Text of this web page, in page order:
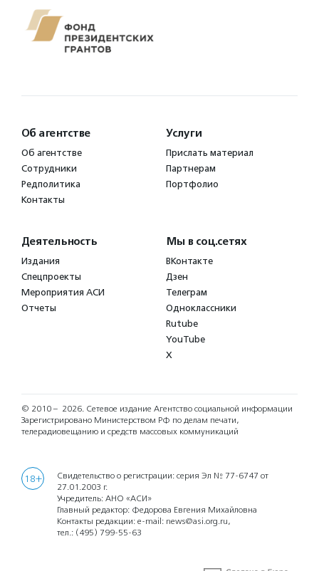
Об агентстве
Об агентстве
Сотрудники
Редполитика
Контакты
Услуги
Прислать материал
Партнерам
Портфолио
Деятельность
Издания
Спецпроекты
Мероприятия АСИ
Отчеты
Мы в соц.сетях
ВКонтакте
Дзен
Телеграм
Одноклассники
Rutube
YouTube
X
© 2010 – 2026. Сетевое издание Агентство социальной информации
Зарегистрировано Министерством РФ по делам печати,
телерадиовещанию и средств массовых коммуникаций
18+
Свидетельство о регистрации: серия Эл № 77-6747 от
27.01.2003 г.
Учредитель: АНО «АСИ»
Главный редактор: Федорова Евгения Михайловна
Контакты редакции: e-mail: news@asi.org.ru,
тел.: (495) 799-55-63